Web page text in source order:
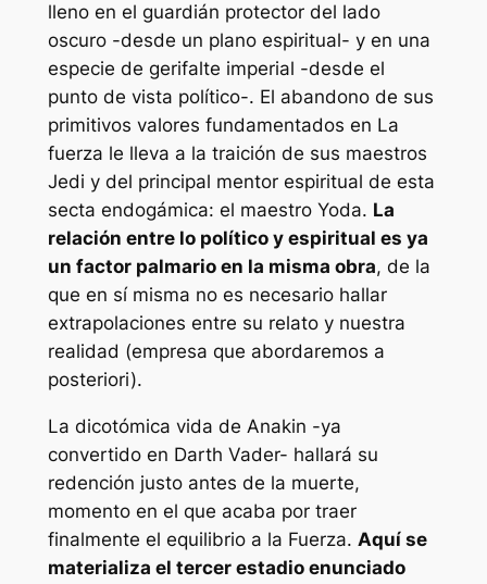
lleno en el guardián protector del lado
oscuro -desde un plano espiritual- y en una
especie de gerifalte imperial -desde el
punto de vista político-. El abandono de sus
primitivos valores fundamentados en La
fuerza le lleva a la traición de sus maestros
Jedi y del principal mentor espiritual de esta
secta endogámica: el maestro Yoda. La
relación entre lo político y espiritual es ya
un factor palmario en la misma obra, de la
que en sí misma no es necesario hallar
extrapolaciones entre su relato y nuestra
realidad (empresa que abordaremos a
posteriori).
La dicotómica vida de Anakin -ya
convertido en Darth Vader- hallará su
redención justo antes de la muerte,
momento en el que acaba por traer
finalmente el equilibrio a la Fuerza. Aquí se
materializa el tercer estadio enunciado